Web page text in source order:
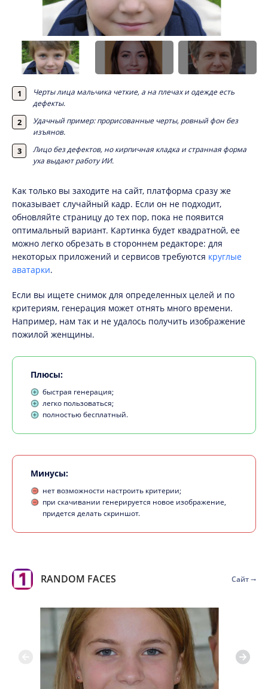
Черты лица мальчика четкие, а на плечах и одежде есть
дефекты.
Удачный пример: прорисованные черты, ровный фон без
изъянов.
Лицо без дефектов, но кирпичная кладка и странная форма
уха выдают работу ИИ.
Как только вы заходите на сайт, платформа сразу же
показывает случайный кадр. Если он не подходит,
обновляйте страницу до тех пор, пока не появится
оптимальный вариант. Картинка будет квадратной, ее
можно легко обрезать в стороннем редакторе: для
некоторых приложений и сервисов требуются круглые
аватарки.
Если вы ищете снимок для определенных целей и по
критериям, генерация может отнять много времени.
Например, нам так и не удалось получить изображение
пожилой женщины.
Плюсы:
быстрая генерация;
легко пользоваться;
полностью бесплатный.
Минусы:
нет возможности настроить критерии;
при скачивании генерируется новое изображение,
придется делать скриншот.
RANDOM FACES Сайт